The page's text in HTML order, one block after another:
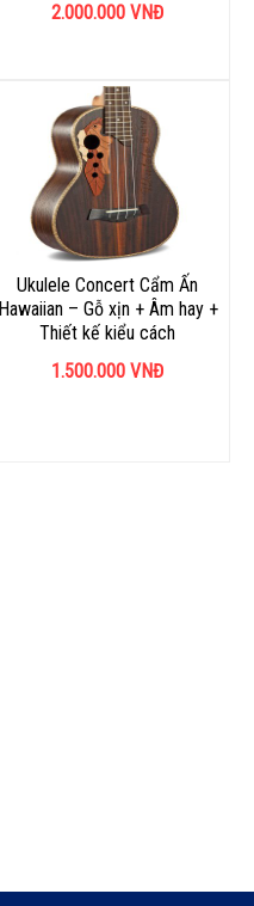
2.000.000 VNĐ
Ukulele Concert Cẩm Ấn
Hawaiian – Gỗ xịn + Âm hay +
Thiết kế kiểu cách
1.500.000 VNĐ